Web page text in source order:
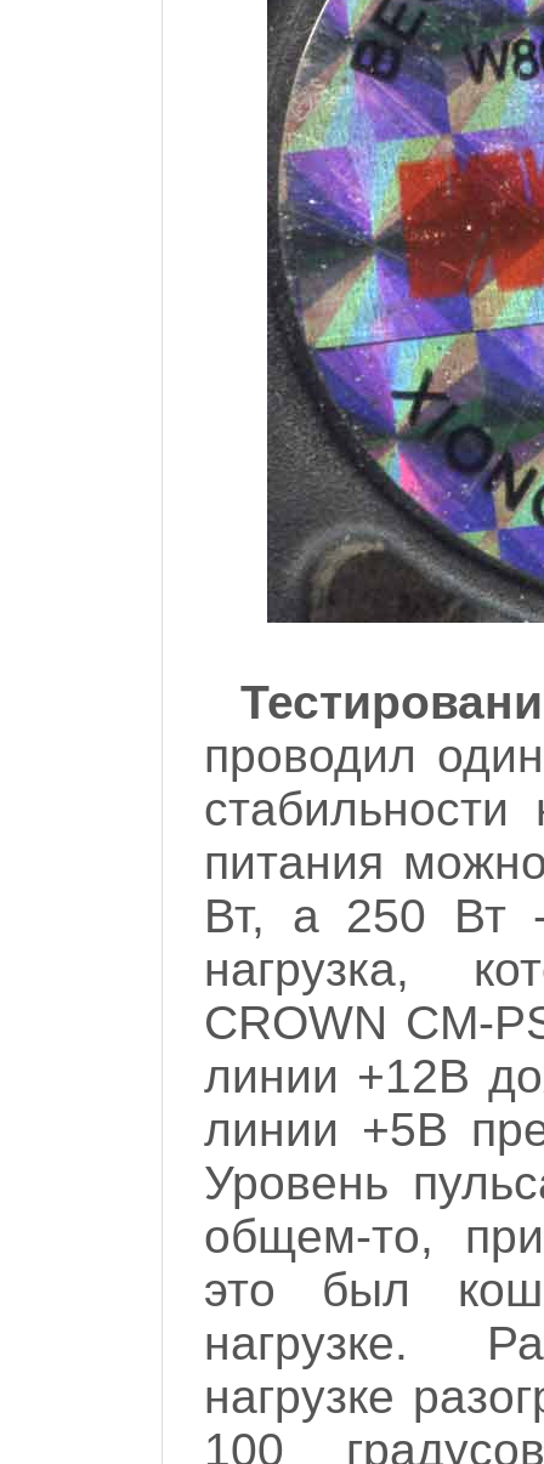
проводил
питания
Вт, а 250 Вт -
нагрузка,
CROWN CM-
линии +12В
линии +5В
Уровень
общем-то,
это был
нагрузке.
нагрузке
100